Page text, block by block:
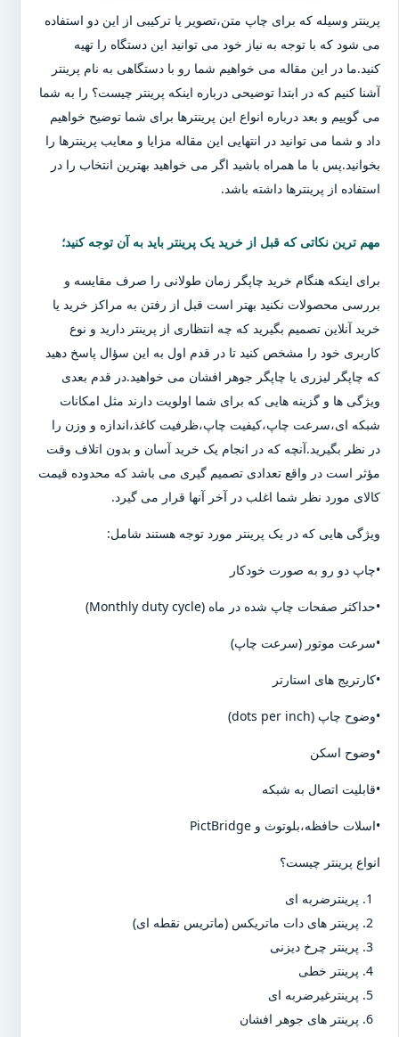
پرینتر وسیله که برای چاپ متن،تصویر یا ترکیبی از این دو استفاده
می شود که با توجه به نیاز خود می توانید این دستگاه را تهیه
کنید.ما در این مقاله می خواهیم شما رو با دستگاهی به نام پرینتر
آشنا کنیم که در ابتدا توضیحی درباره اینکه پرینتر چیست؟ را به شما
می گوییم و بعد درباره انواع این پرینترها برای شما توضیح خواهیم
داد و شما می توانید در انتهایی این مقاله مزایا و معایب پرینترها را
بخوانید.پس با ما همراه باشید اگر می خواهید بهترین انتخاب را در
استفاده از پرینترها داشته باشد.
مهم ترین نکاتی که قبل از خرید یک پرینتر باید به آن توجه کنید؛
برای اینکه هنگام خرید چاپگر زمان طولانی را صرف مقایسه و
بررسی محصولات نکنید بهتر است قبل از رفتن به مراکز خرید یا
خرید آنلاین تصمیم بگیرید که چه انتظاری از پرینتر دارید و نوع
کاربری خود را مشخص کنید تا در قدم اول به این سؤال پاسخ دهید
که چاپگر لیزری یا چاپگر جوهر افشان می خواهید.در قدم بعدی
ویژگی ها و گزینه هایی که برای شما اولویت دارند مثل امکانات
شبکه ای،سرعت چاپ،کیفیت چاپ،ظرفیت کاغذ،اندازه و وزن را
در نظر بگیرید.آنچه که در انجام یک خرید آسان و بدون اتلاف وقت
مؤثر است در واقع تعدادی تصمیم گیری می باشد که محدوده قیمت
کالای مورد نظر شما اغلب در آخر آنها قرار می گیرد.
ویژگی هایی که در یک پرینتر مورد توجه هستند شامل:
•چاپ دو رو به صورت خودکار
•حداکثر صفحات چاپ شده در ماه (Monthly duty cycle)
•سرعت موتور (سرعت چاپ)
•کارتریج های استارتر
•وضوح چاپ (dots per inch)
•وضوح اسکن
•قابلیت اتصال به شبکه
•اسلات حافظه،بلوتوث و PictBridge
انواع پرینتر چیست؟
پرینترضربه ای
پرینتر های دات ماتریکس (ماتریس نقطه ای)
پرینتر چرخ دیزنی
پرینتر خطی
پرینترغیرضربه ای
پرینتر های جوهر افشان